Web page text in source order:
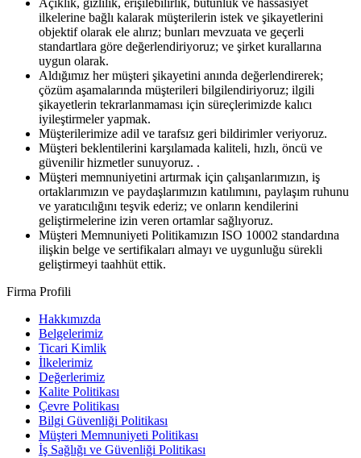
Açıklık, gizlilik, erişilebilirlik, bütünlük ve hassasiyet
ilkelerine bağlı kalarak müşterilerin istek ve şikayetlerini
objektif olarak ele alırız; bunları mevzuata ve geçerli
standartlara göre değerlendiriyoruz; ve şirket kurallarına
uygun olarak.
Aldığımız her müşteri şikayetini anında değerlendirerek;
çözüm aşamalarında müşterileri bilgilendiriyoruz; ilgili
şikayetlerin tekrarlanmaması için süreçlerimizde kalıcı
iyileştirmeler yapmak.
Müşterilerimize adil ve tarafsız geri bildirimler veriyoruz.
Müşteri beklentilerini karşılamada kaliteli, hızlı, öncü ve
güvenilir hizmetler sunuyoruz. .
Müşteri memnuniyetini artırmak için çalışanlarımızın, iş
ortaklarımızın ve paydaşlarımızın katılımını, paylaşım ruhunu
ve yaratıcılığını teşvik ederiz; ve onların kendilerini
geliştirmelerine izin veren ortamlar sağlıyoruz.
Müşteri Memnuniyeti Politikamızın ISO 10002 standardına
ilişkin belge ve sertifikaları almayı ve uygunluğu sürekli
geliştirmeyi taahhüt ettik.
Firma Profili
Hakkımızda
Belgelerimiz
Ticari Kimlik
İlkelerimiz
Değerlerimiz
Kalite Politikası
Çevre Politikası
Bilgi Güvenliği Politikası
Müşteri Memnuniyeti Politikası
İş Sağlığı ve Güvenliği Politikası